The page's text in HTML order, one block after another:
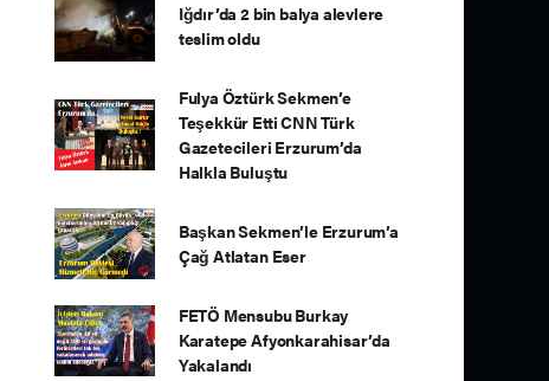
Iğdır’da 2 bin balya alevlere
teslim oldu
Fulya Öztürk Sekmen’e
Teşekkür Etti CNN Türk
Gazetecileri Erzurum’da
Halkla Buluştu
Başkan Sekmen’le Erzurum’a
Çağ Atlatan Eser
FETÖ Mensubu Burkay
Karatepe Afyonkarahisar’da
Yakalandı